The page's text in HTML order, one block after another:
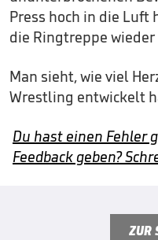
Press hoch in die
die Ringtreppe
Man sieht, wie viel
Wrestling entwickelt
Du hast einen Fehler
Feedback geben?
ZUR